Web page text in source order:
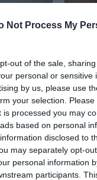
Not Process My
out of the sale,
personal or sensitive
by us, please use
your selection.
is processed you may
based on personal
disclosed to
may separately opt-
personal information
participants.
για μωράκι μόλις 8
στη ΜΕΘ
για το νέο
στην Εύβοια
Έκτακτα
για την εστίαση
νερό –
φορά